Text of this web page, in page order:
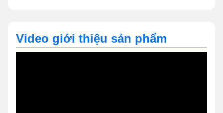
Video giới thiệu sản phẩm